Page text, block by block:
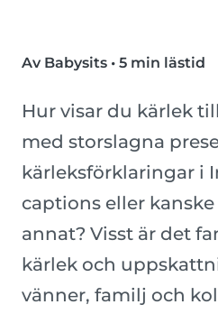
Av Babysits • 5 min lästid
Hur visar du kärlek
med storslagna
kärleksförklaringar i
captions eller
annat? Visst är det
kärlek och
vänner, familj och